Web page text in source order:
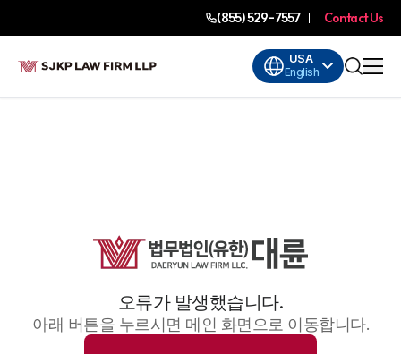
(855) 529-7557 Contact Us
USA
English
오류가 발생했습니다.
아래 버튼을 누르시면 메인 화면으로 이동합니다.